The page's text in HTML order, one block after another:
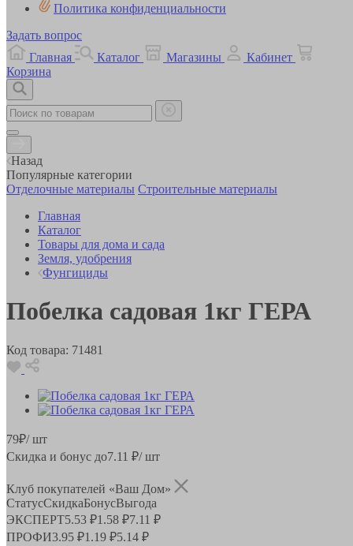
Политика конфиденциальности
Задать вопрос
Главная
Каталог Магазины
Кабинет
Корзина
Назад
Популярные категории
Отделочные материалы Строительные материалы
Главная
Каталог
Товары для дома и сада
Земля, удобрения
Фунгициды
Побелка садовая 1кг ГЕРА
Код товара: 71481
79₽/ шт
Скидка и бонус до7.11 ₽/ шт
Клуб покупателей «Ваш Дом»
СтатусСкидкаБонусВыгода
ЭКСПЕРТ5.53 ₽1.58 ₽7.11 ₽
ПРОФИ3.95 ₽1.19 ₽5.14 ₽